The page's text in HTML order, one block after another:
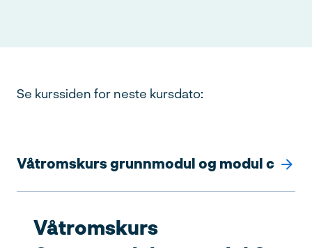
Se kurssiden for neste kursdato:
Våtromskurs grunnmodul og modul c
Våtromskurs